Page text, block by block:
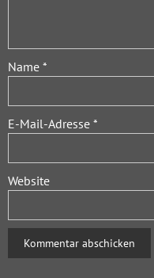
Name *
E-Mail-Adresse *
Website